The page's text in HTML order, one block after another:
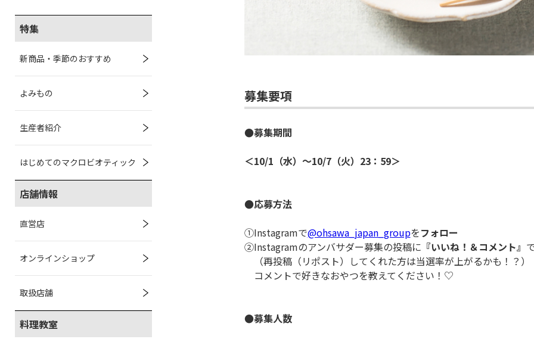
特集
新商品・季節のおすすめ
よみもの
生産者紹介
はじめてのマクロビオティック
店舗情報
直営店
オンラインショップ
取扱店舗
料理教室
募集要項
●募集期間
＜10/1（水）～10/7（火）23：59＞
●応募方法
①Instagramで@ohsawa_japan_groupをフォロー
②Instagramのアンバサダー募集の投稿に 『いいね！＆コメント』
（再投稿（リポスト）してくれた方は当選率が上がるかも！？）
コメントで好きなおやつを教えてください！♡
●募集人数